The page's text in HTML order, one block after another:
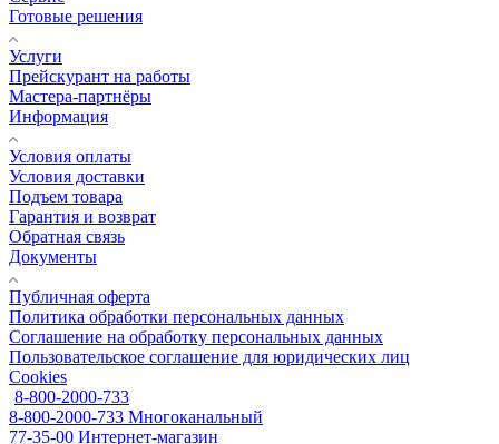
Готовые решения
Услуги
Прейскурант на работы
Мастера-партнёры
Информация
Условия оплаты
Условия доставки
Подъем товара
Гарантия и возврат
Обратная связь
Документы
Публичная оферта
Политика обработки персональных данных
Соглашение на обработку персональных данных
Пользовательское соглашение для юридических лиц
Cookies
8-800-2000-733
8-800-2000-733 Многоканальный
77-35-00 Интернет-магазин